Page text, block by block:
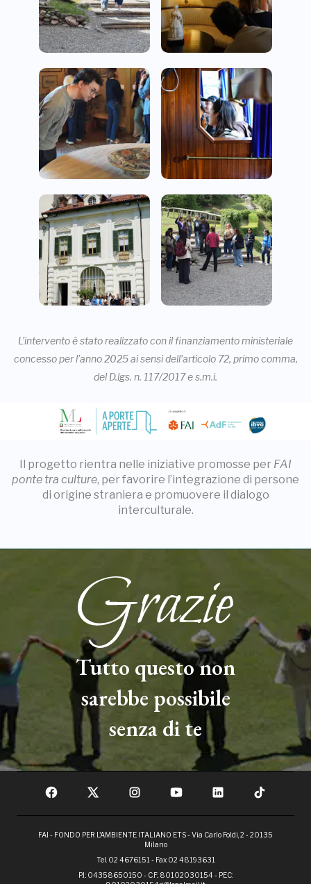
L’intervento è stato realizzato con il finanziamento ministeriale
concesso per l’anno 2025 ai sensi dell’articolo 72, primo comma,
del D.lgs. n. 117/2017 e s.m.i.
Il progetto rientra nelle iniziative promosse per FAI
ponte tra culture, per favorire l’integrazione di persone
di origine straniera e promuovere il dialogo
interculturale.
Tutto questo non
sarebbe possibile
senza di te
FAI - FONDO PER L'AMBIENTE ITALIANO ETS - Via Carlo Foldi, 2 - 20135
Milano
Tel. 02 4676151 - Fax 02 48193631
P.I.: 04358650150 - C.F.: 80102030154 - PEC: